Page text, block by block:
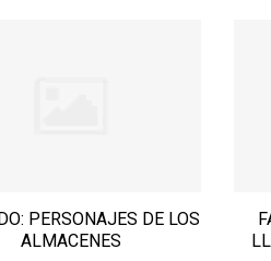
PERSONAJES DE LOS
ALMACENES